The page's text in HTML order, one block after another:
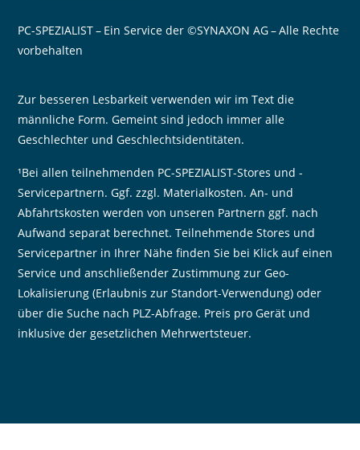
PC-SPEZIALIST – Ein Service der ©SYNAXON AG – Alle Rechte
vorbehalten
Zur besseren Lesbarkeit verwenden wir im Text die
männliche Form. Gemeint sind jedoch immer alle
Geschlechter und Geschlechtsidentitäten.
¹Bei allen teilnehmenden PC-SPEZIALIST-Stores und -
Servicepartnern. Ggf. zzgl. Materialkosten. An- und
Abfahrtskosten werden von unseren Partnern ggf. nach
Aufwand separat berechnet. Teilnehmende Stores und
Servicepartner in Ihrer Nähe finden Sie bei Klick auf einen
Service und anschließender Zustimmung zur Geo-
Lokalisierung (Erlaubnis zur Standort-Verwendung) oder
über die Suche nach PLZ-Abfrage. Preis pro Gerät und
inklusive der gesetzlichen Mehrwertsteuer.